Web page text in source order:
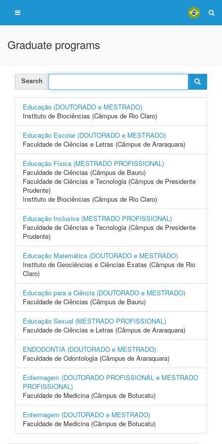
Graduate programs
Search
Educação (DOUTORADO e MESTRADO)
Instituto de Biociências (Câmpus de Rio Claro)
Educação Escolar (DOUTORADO e MESTRADO)
Faculdade de Ciências e Letras (Câmpus de Araraquara)
Educação Física (MESTRADO PROFISSIONAL)
Faculdade de Ciências (Câmpus de Bauru)
Faculdade de Ciências e Tecnologia (Câmpus de Presidente
Prudente)
Instituto de Biociências (Câmpus de Rio Claro)
Educação Inclusiva (MESTRADO PROFISSIONAL)
Faculdade de Ciências e Tecnologia (Câmpus de Presidente
Prudente)
Educação Matemática (DOUTORADO e MESTRADO)
Instituto de Geociências e Ciências Exatas (Câmpus de Rio
Claro)
Educação para a Ciência (DOUTORADO e MESTRADO)
Faculdade de Ciências (Câmpus de Bauru)
Educação Sexual (MESTRADO PROFISSIONAL)
Faculdade de Ciências e Letras (Câmpus de Araraquara)
ENDODONTIA (DOUTORADO e MESTRADO)
Faculdade de Odontologia (Câmpus de Araraquara)
Enfermagem (DOUTORADO PROFISSIONAL e MESTRADO
PROFISSIONAL)
Faculdade de Medicina (Câmpus de Botucatu)
Enfermagem (DOUTORADO e MESTRADO)
Faculdade de Medicina (Câmpus de Botucatu)